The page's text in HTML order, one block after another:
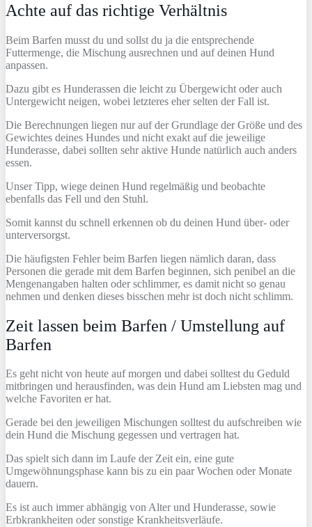
Achte auf das richtige Verhältnis
Beim Barfen musst du und sollst du ja die entsprechende
Futtermenge, die Mischung ausrechnen und auf deinen Hund
anpassen.
Dazu gibt es Hunderassen die leicht zu Übergewicht oder auch
Untergewicht neigen, wobei letzteres eher selten der Fall ist.
Die Berechnungen liegen nur auf der Grundlage der Größe und des
Gewichtes deines Hundes und nicht exakt auf die jeweilige
Hunderasse, dabei sollten sehr aktive Hunde natürlich auch anders
essen.
Unser Tipp, wiege deinen Hund regelmäßig und beobachte
ebenfalls das Fell und den Stuhl.
Somit kannst du schnell erkennen ob du deinen Hund über- oder
unterversorgst.
Die häufigsten Fehler beim Barfen liegen nämlich daran, dass
Personen die gerade mit dem Barfen beginnen, sich penibel an die
Mengenangaben halten oder schlimmer, es damit nicht so genau
nehmen und denken dieses bisschen mehr ist doch nicht schlimm.
Zeit lassen beim Barfen / Umstellung auf
Barfen
Es geht nicht von heute auf morgen und dabei solltest du Geduld
mitbringen und herausfinden, was dein Hund am Liebsten mag und
welche Favoriten er hat.
Gerade bei den jeweiligen Mischungen solltest du aufschreiben wie
dein Hund die Mischung gegessen und vertragen hat.
Das spielt sich dann im Laufe der Zeit ein, eine gute
Umgewöhnungsphase kann bis zu ein paar Wochen oder Monate
dauern.
Es ist auch immer abhängig von Alter und Hunderasse, sowie
Erbkrankheiten oder sonstige Krankheitsverläufe.